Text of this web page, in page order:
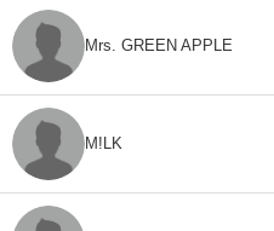
Mrs. GREEN APPLE
M!LK